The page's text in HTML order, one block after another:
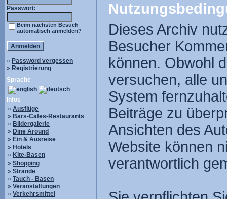
Passwort:
Beim nächsten Besuch
automatisch anmelden?
» Password vergessen
» Registrierung
Sprache
Infos
» Ausflüge
» Bars-Cafes-Restaurants
» Bildergalerie
» Dine Around
» Ein & Ausreise
» Hotels
» Kite-Basen
» Shopping
» Strände
» Tauch - Basen
» Veranstaltungen
» Verkehrsmittel
Dieses Archiv
Besucher
können. Obwohl
versuchen, alle
System
Beiträge zu
Ansichten des
Website können
verantwortlich